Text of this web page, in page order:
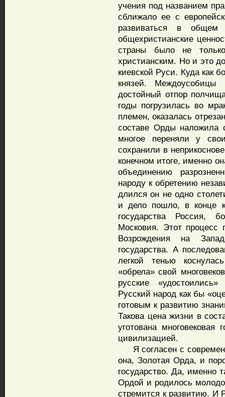
учения под названием
сближало ее с
развиваться в общем
общехристианские
страны было не
христианским. Но и это
киевской Руси. Куда как
князей.
достойный отпор
годы погрузилась во
племен, оказалась
составе Орды наложила
многое переняли у
сохранили в
конечном итоге, именно
объединению
народу к обретению
длился он не одно
и дело пошло, в конце
государства Россия,
Московия. Этот процесс
Возрождения на
государства. А
легкой тенью
«обрела» свой
русские
Русский народ как бы
готовым к развитию
Такова цена жизни в
уготована многовековая
цивилизацией.
Я согласен с
она, Золотая Орда, и
государство. Да, именно
Ордой и родилось
стремится к развитию. И